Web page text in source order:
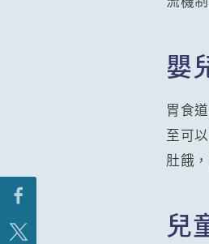
嬰
胃食
至可
肚餓
兒